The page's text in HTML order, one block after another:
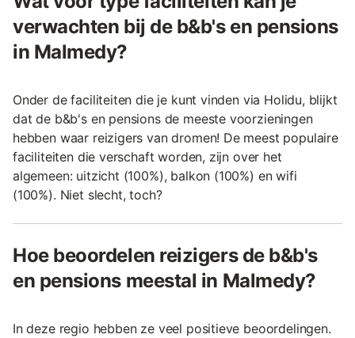
verwachten bij de b&b's en pensions
in Malmedy?
Onder de faciliteiten die je kunt vinden via Holidu, blijkt
dat de b&b's en pensions de meeste voorzieningen
hebben waar reizigers van dromen! De meest populaire
faciliteiten die verschaft worden, zijn over het
algemeen: uitzicht (100%), balkon (100%) en wifi
(100%). Niet slecht, toch?
Hoe beoordelen reizigers de b&b's
en pensions meestal in Malmedy?
In deze regio hebben ze veel positieve beoordelingen.